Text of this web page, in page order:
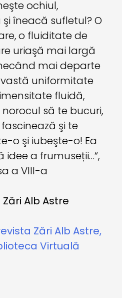
ochiul,
îneacă sufletul? O
o fluiditate de
uriaşă mai largă
mai departe
uniformitate
fluidă,
să te bucuri,
şi te
o şi iubeşte-o! Ea
a frumuseții…“,
a VIII-a
Alb Astre
Zări Alb Astre,
Virtuală